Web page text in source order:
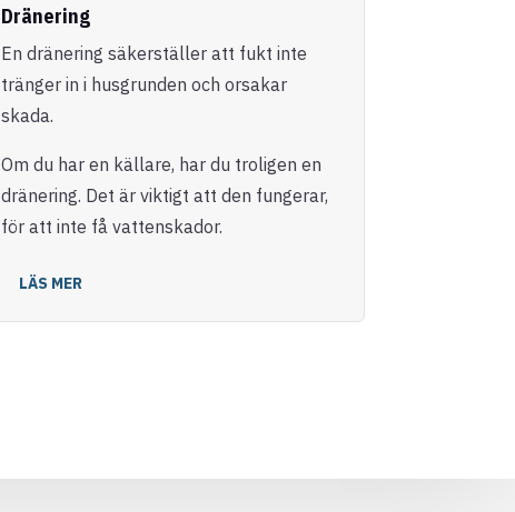
Dränering
En dränering säkerställer att fukt inte
tränger in i husgrunden och orsakar
skada.
Om du har en källare, har du troligen en
dränering. Det är viktigt att den fungerar,
för att inte få vattenskador.
LÄS MER